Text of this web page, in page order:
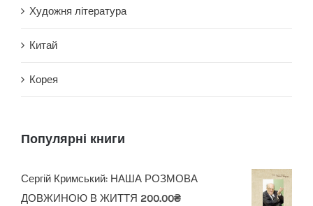
Художня література
Китай
Корея
Популярні книги
Сергій Кримський: НАША РОЗМОВА
ДОВЖИНОЮ В ЖИТТЯ 200.00₴